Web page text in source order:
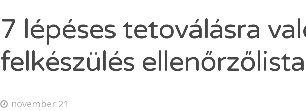
7 lépéses tetoválásra
felkészülés ellenőrzőlista
november 21